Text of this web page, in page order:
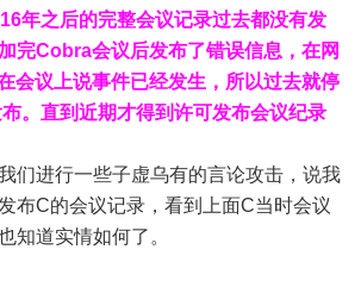
年之后的完整会议记录过去都没有发
完Cobra会议后发布了错误信息，在网
会议上说事件已经发生，所以过去就停
。直到近期才得到许可发布会议纪录
们进行一些子虚乌有的言论攻击，说我
布C的会议记录，看到上面C当时会议
知道实情如何了。